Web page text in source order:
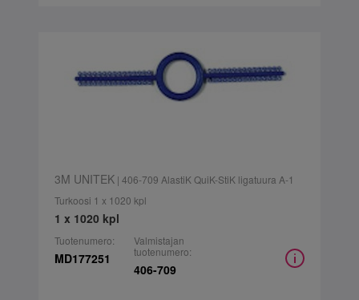
3M UNITEK| 406-709 AlastiK QuiK-StiK ligatuura A-1
Turkoosi 1 x 1020 kpl
1 x 1020 kpl
Tuotenumero:
MD177251
Valmistajan
tuotenumero:
406-709